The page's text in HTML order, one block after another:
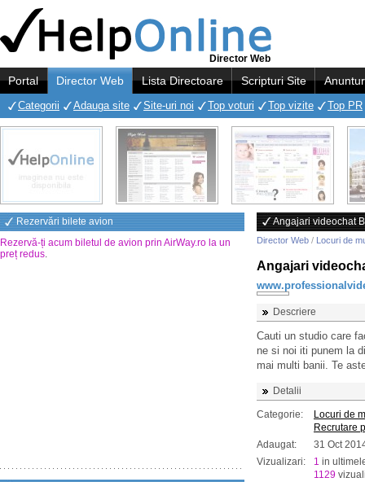
Director Web
Portal Director Web Lista Directoare Scripturi Site
Categorii Adauga site Site-uri noi Top voturi Top vizite Top PR
Rezervări bilete avion
Rezervă-ți acum biletul de avion prin AirWay.ro la un
preț redus.
Angajari videochat
Director Web / Locuri de
Angajari
Descriere
Cauti un studio care
ne si noi iti punem la
mai multi banii. Te
Detalii
Categorie:
Locuri de
Recrutare
Adaugat:
31 Oct
Vizualizari:
1 in
1129